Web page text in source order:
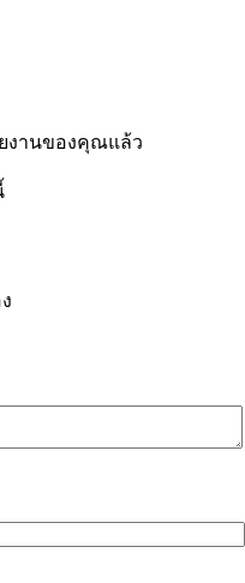
งานของคุณแล้ว